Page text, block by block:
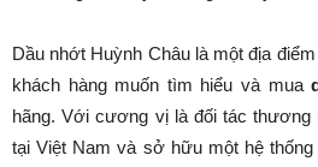
Dầu nhớt Huỳnh Châu là một địa
khách hàng muốn tìm hiểu và mua
hãng. Với cương vị là đối tác thương
tại Việt Nam và sở hữu một hệ